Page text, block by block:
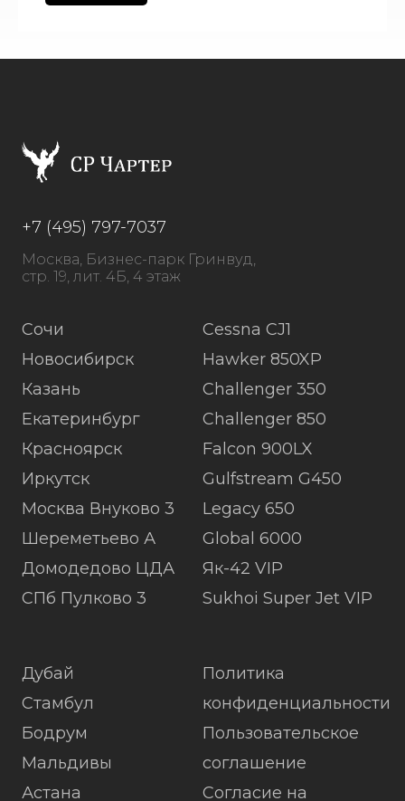
+7 (495) 797-7037
Москва, Бизнес-парк Гринвуд,
стр. 19, лит. 4Б, 4 этаж
Сочи
Новосибирск
Казань
Екатеринбург
Красноярск
Иркутск
Москва Внуково 3
Шереметьево А
Домодедово ЦДА
СПб Пулково 3
Cessna CJ1
Hawker 850XP
Challenger 350
Challenger 850
Falcon 900LX
Gulfstream G450
Legacy 650
Global 6000
Як-42 VIP
Sukhoi Super Jet VIP
Дубай
Стамбул
Бодрум
Мальдивы
Астана
Политика
конфиденциальности
Пользовательское
соглашение
Согласие на